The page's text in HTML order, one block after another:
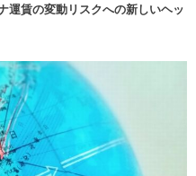
運賃の変動リスクへの新しいヘッ